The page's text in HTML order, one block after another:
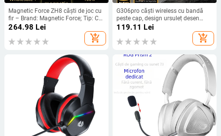
Magnetic Force ZH8 căști de joc cu
fir – Brand: Magnetic Force; Tip: Cu
fir; Personalizare: Nu este suportată
264.98 Lei
add_shopping_cart
G306pro căști wireless cu bandă
peste cap, design ursuleț desen
animat, difuzoare de 30 mm,
răspuns în frecvență 20–100 kHz
119.11 Lei
add_shopping_cart